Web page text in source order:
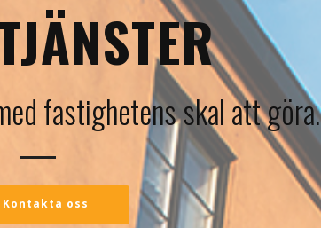
fastighetens skal att göra.
Kontakta oss